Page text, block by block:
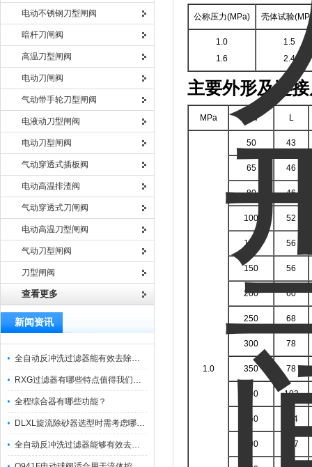
电动不锈钢刀型闸阀
暗杆刀闸阀
高温刀型闸阀
电动刀闸阀
气动带手轮刀型闸阀
电液动刀型闸阀
电动刀型闸阀
气动穿透式插板阀
电动高温排渣阀
气动穿透式刀闸阀
电动高温刀型闸阀
气动刀型闸阀
刀型闸阀
查看更多
新闻资讯
全自动反冲洗过滤器能有效去除过滤介质上的杂质
RXG过滤器有哪些特点值得我们选择？
全程综合器有哪些功能？
DLXL旋流除砂器选型时需考虑哪些因素？
全自动反冲洗过滤器能够有效去除不同粒径的固体杂
公称压力(MPa) 壳体试验
1.0
1.6
1.5
2.4
主要外形及连
MPa DN L
1.0
50 43
65 46
80 46
100 52
125 56
150 56
200 60
250 68
300 78
350 78
400 102
450 114
500 127